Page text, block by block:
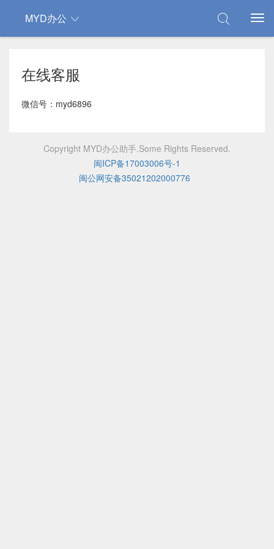
MYD办公
在线客服
微信号：myd6896
Copyright MYD办公助手.Some Rights Reserved.
闽ICP备17003006号-1
闽公网安备35021202000776